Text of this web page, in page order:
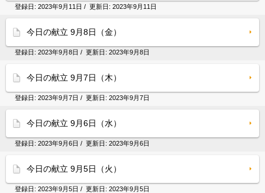
登録日: 2023年9月11日 / 更新日: 2023年9月11日
今日の献立 9月8日（金）
登録日: 2023年9月8日 / 更新日: 2023年9月8日
今日の献立 9月7日（木）
登録日: 2023年9月7日 / 更新日: 2023年9月7日
今日の献立 9月6日（水）
登録日: 2023年9月6日 / 更新日: 2023年9月6日
今日の献立 9月5日（火）
登録日: 2023年9月5日 / 更新日: 2023年9月5日